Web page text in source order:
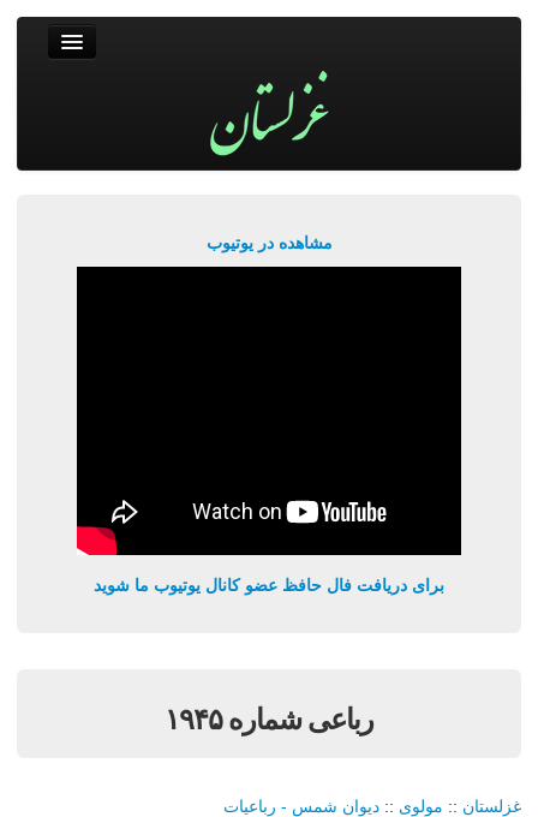
مشاهده در یوتیوب
برای دریافت فال حافظ عضو کانال یوتیوب ما شوید
رباعی شماره ۱۹۴۵
غزلستان :: مولوی :: دیوان شمس - رباعیات